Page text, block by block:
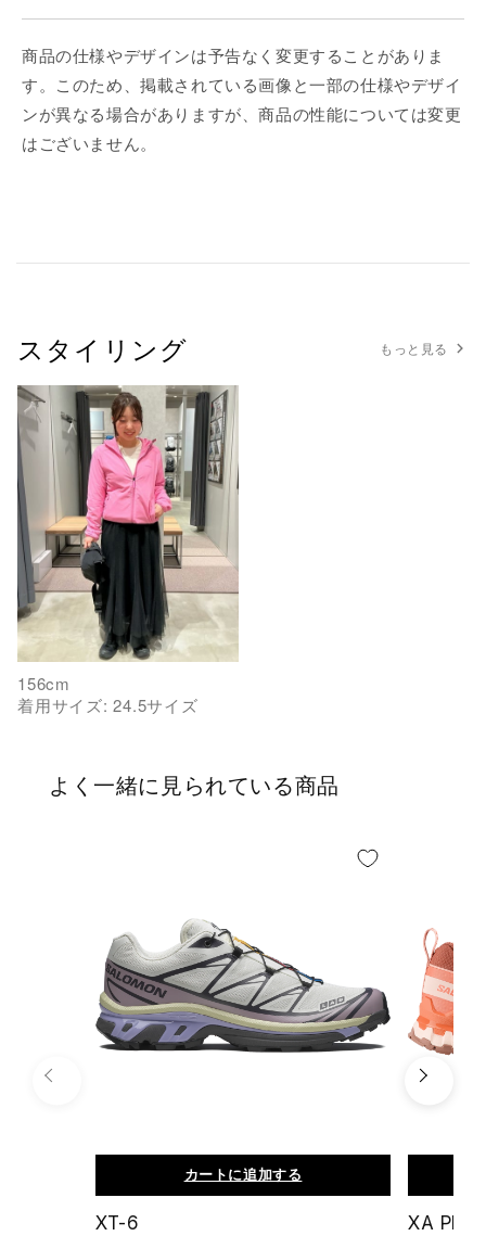
商品の仕様やデザインは予告なく変更することがありま
す。このため、掲載されている画像と一部の仕様やデザイ
ンが異なる場合がありますが、商品の性能については変更
はございません。
スタイリング もっと見る
156cm
着用サイズ:24.5サイズ
よく一緒に見られている商品
カートに追加する
XT-6
XA